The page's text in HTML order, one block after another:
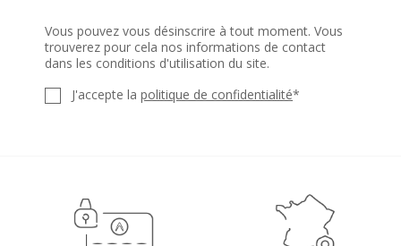
Vous pouvez vous désinscrire à tout moment. Vous
trouverez pour cela nos informations de contact
dans les conditions d'utilisation du site.
J'accepte la politique de confidentialité*